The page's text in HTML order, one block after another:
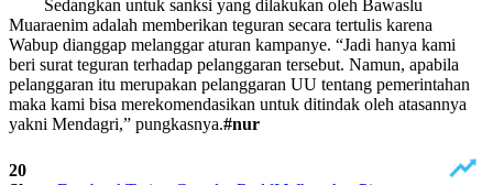
Sedangkan untuk sanksi yang dilakukan oleh Bawaslu
Muaraenim adalah memberikan teguran secara tertulis karena
Wabup dianggap melanggar aturan kampanye. “Jadi hanya kami
beri surat teguran terhadap pelanggaran tersebut. Namun, apabila
pelanggaran itu merupakan pelanggaran UU tentang pemerintahan
maka kami bisa merekomendasikan untuk ditindak oleh atasannya
yakni Mendagri,” pungkasnya.#nur
20